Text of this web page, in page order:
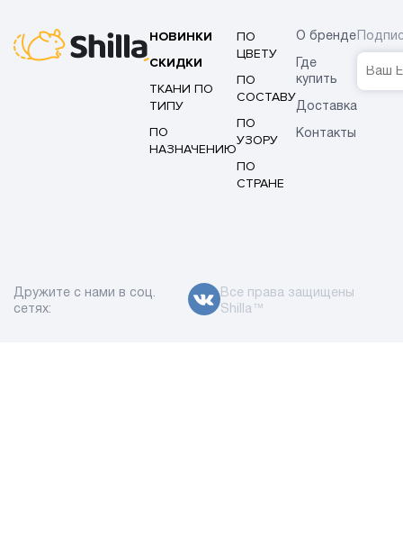
НОВИНКИ
СКИДКИ
ТКАНИ ПО
ТИПУ
ПО
НАЗНАЧЕНИЮ
ПО
ЦВЕТУ
ПО
СОСТАВУ
ПО
УЗОРУ
ПО
СТРАНЕ
О бренде
Где
купить
Доставка
Контакты
Дружите с нами в соц.
сетях:
Все права защищены
Shilla™